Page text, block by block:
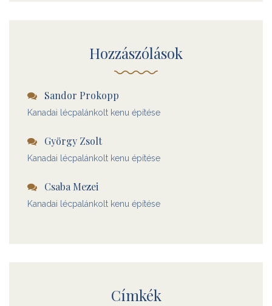
Hozzászólások
Sandor Prokopp
Kanadai lécpalánkolt kenu építése
György Zsolt
Kanadai lécpalánkolt kenu építése
Csaba Mezei
Kanadai lécpalánkolt kenu építése
Címkék